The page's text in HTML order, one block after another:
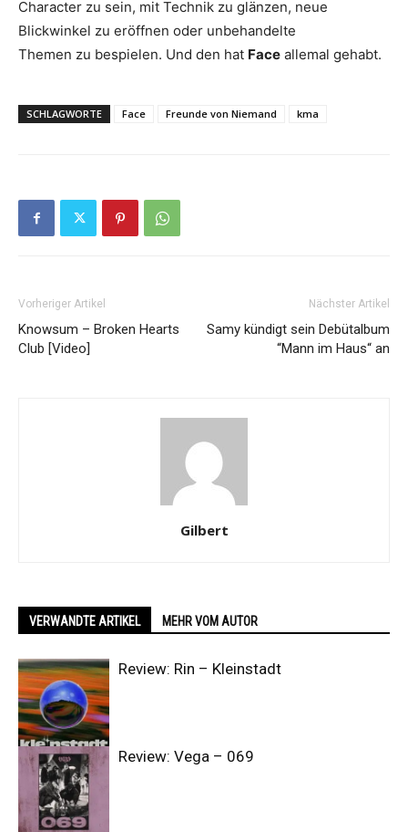
Character zu sein, mit Technik zu glänzen, neue
Blickwinkel zu eröffnen oder unbehandelte
Themen zu bespielen. Und den hat Face allemal gehabt.
SCHLAGWORTE Face Freunde von Niemand kma
Vorheriger Artikel
Knowsum – Broken Hearts
Club [Video]
Nächster Artikel
Samy kündigt sein Debütalbum
“Mann im Haus“ an
Gilbert
VERWANDTE ARTIKEL MEHR VOM AUTOR
Review: Rin – Kleinstadt
Review: Vega – 069